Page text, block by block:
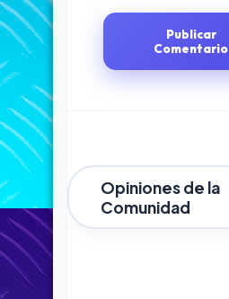
Publicar
Comentario
Opiniones de la
Comunidad